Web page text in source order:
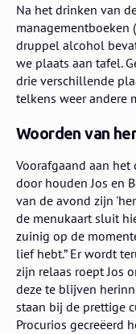
Na het drinken van
managementboeken
druppel alcohol
we plaats aan tafel.
drie verschillende
telkens weer andere
Woorden van
Voorafgaand aan het
door houden Jos en
van de avond zijn
de menukaart sluit
zuinig op de
lief hebt.” Er wordt
zijn relaas roept Jos
deze te blijven
staan bij de prettige
Procurios gecreëerd